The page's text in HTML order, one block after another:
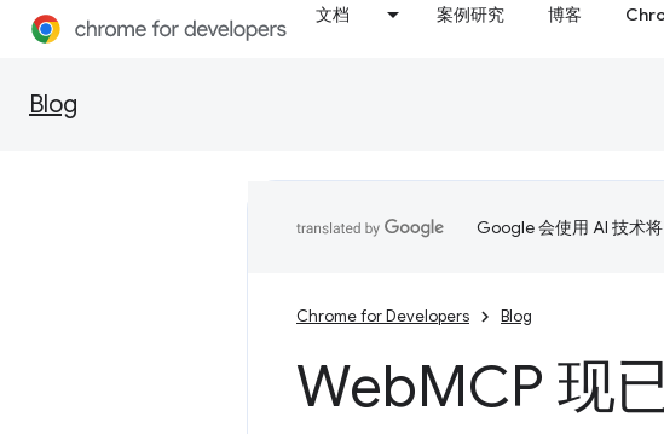
文档 案例研究 博客
Blog
Google 会使用 AI 技术
Chrome for Developers Blog
WebMCP 现